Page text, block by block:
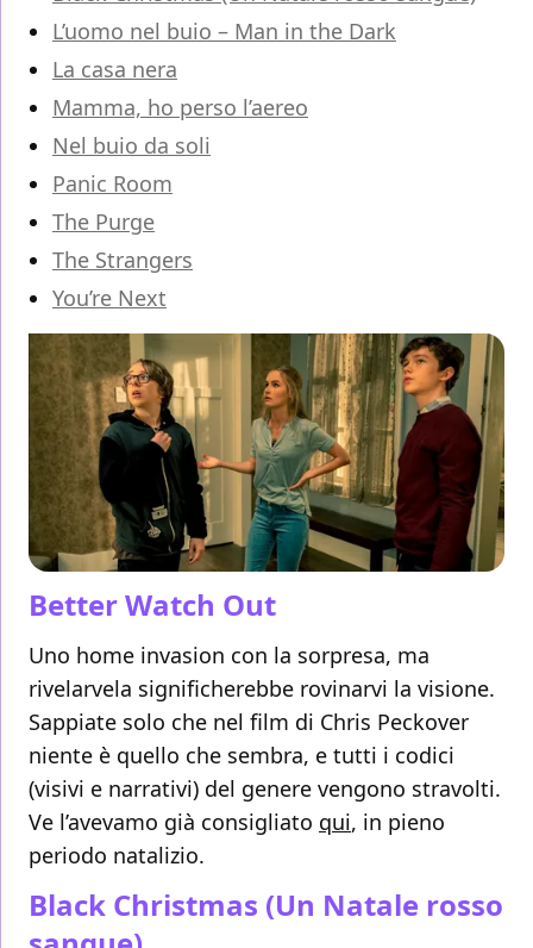
L’uomo nel buio – Man in the Dark
La casa nera
Mamma, ho perso l’aereo
Nel buio da soli
Panic Room
The Purge
The Strangers
You’re Next
Better Watch Out
Uno home invasion con la sorpresa, ma
rivelarvela significherebbe rovinarvi la visione.
Sappiate solo che nel film di Chris Peckover
niente è quello che sembra, e tutti i codici
(visivi e narrativi) del genere vengono stravolti.
Ve l’avevamo già consigliato qui, in pieno
periodo natalizio.
Black Christmas (Un Natale rosso